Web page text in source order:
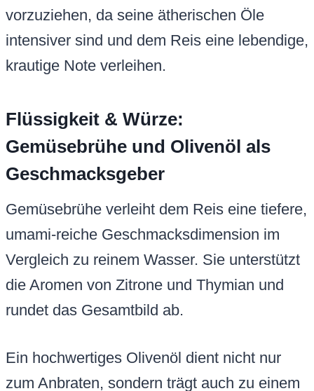
vorzuziehen, da seine ätherischen Öle
intensiver sind und dem Reis eine lebendige,
krautige Note verleihen.
Flüssigkeit & Würze:
Gemüsebrühe und Olivenöl als
Geschmacksgeber
Gemüsebrühe verleiht dem Reis eine tiefere,
umami-reiche Geschmacksdimension im
Vergleich zu reinem Wasser. Sie unterstützt
die Aromen von Zitrone und Thymian und
rundet das Gesamtbild ab.
Ein hochwertiges Olivenöl dient nicht nur
zum Anbraten, sondern trägt auch zu einem